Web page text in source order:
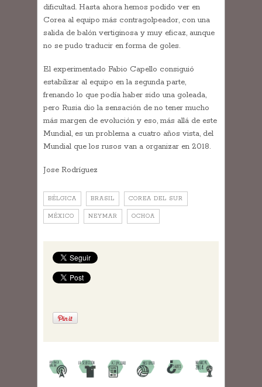
dificultad. Hasta ahora hemos podido ver en
Corea al equipo más contragolpeador, con una
salida de balón vertiginosa y muy eficaz, aunque
no se pudo traducir en forma de goles.
El experimentado Fabio Capello consiguió
estabilizar al equipo en la segunda parte,
frenando lo que podía haber sido una goleada,
pero Rusia dio la sensación de no tener mucho
más margen de evolución y eso, más allá de este
Mundial, es un problema a cuatro años vista, del
Mundial que los rusos van a organizar en 2018.
Jose Rodríguez
BÉLGICA BRASIL COREA DEL SUR
MÉXICO NEYMAR OCHOA